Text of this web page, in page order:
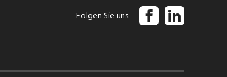
Folgen Sie uns